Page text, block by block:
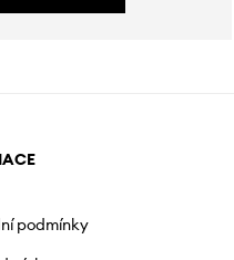
podmínky